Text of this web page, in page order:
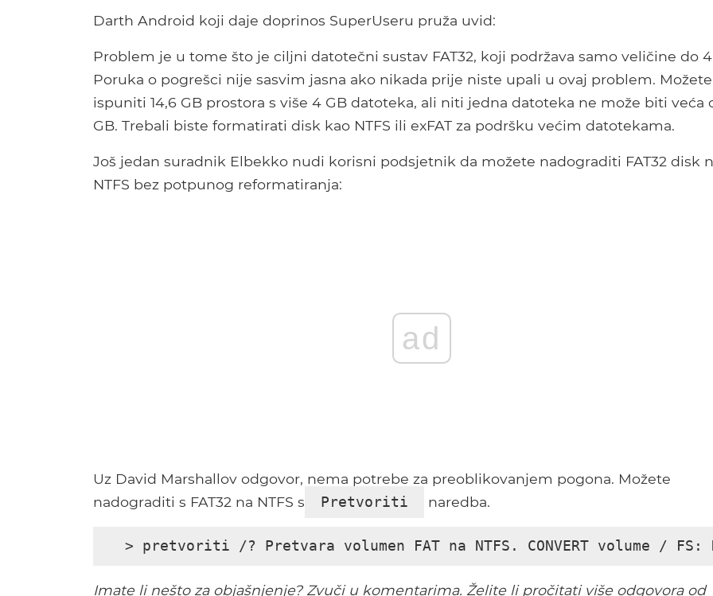
Darth Android koji daje doprinos SuperUseru pruža uvid:
Problem je u tome što je ciljni datotečni sustav FAT32, koji podržava samo veličine do 4
Poruka o pogrešci nije sasvim jasna ako nikada prije niste upali u ovaj problem. Možete
ispuniti 14,6 GB prostora s više 4 GB datoteka, ali niti jedna datoteka ne može biti veća
GB. Trebali biste formatirati disk kao NTFS ili exFAT za podršku većim datotekama.
Još jedan suradnik Elbekko nudi korisni podsjetnik da možete nadograditi FAT32 disk
NTFS bez potpunog reformatiranja:
ad
Uz David Marshallov odgovor, nema potrebe za preoblikovanjem pogona. Možete
nadograditi s FAT32 na NTFS s
Pretvoriti naredba.
> pretvoriti /? Pretvara volumen FAT na NTFS. CONVERT
Imate li nešto za objašnjenje? Zvuči u komentarima. Želite li pročitati više odgovora od